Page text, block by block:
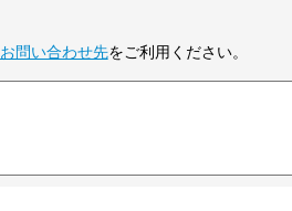
お問い合わせ先をご利用ください。